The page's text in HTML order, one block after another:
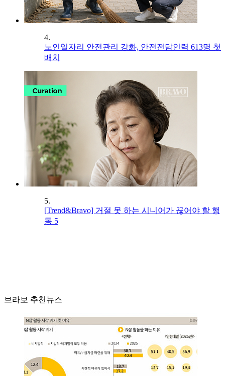
4.
노인일자리 안전관리 강화, 안전전담인력 613명 첫
배치
5.
[Trend&Bravo] 거절 못 하는 시니어가 끊어야 할 행
동 5
브라보 추천뉴스